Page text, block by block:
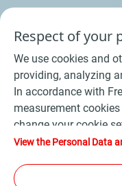
Conditions
Respect of your
We use cookies and
providing, analyzing
In accordance with
measurement
change your cookie
"Manage my cookies"
device. If you click on
View the Personal Data